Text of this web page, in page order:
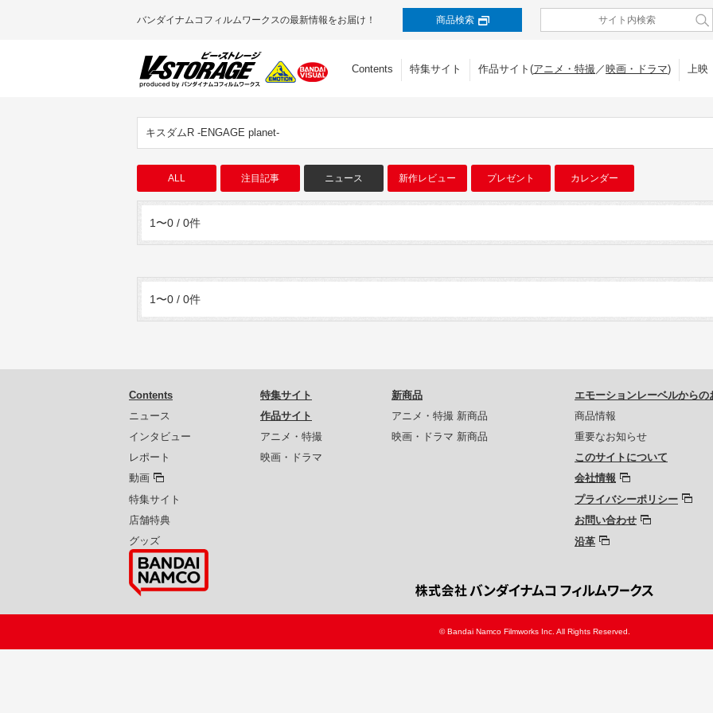
バンダイナムコフィルムワークスの最新情報をお届け！ 商品検索
Contents 特集サイト 作品サイト(アニメ・特撮／映画・ドラマ) 上映
キスダムR -ENGAGE planet-
ALL 注目記事 ニュース 新作レビュー プレゼント カレンダー
1〜0 / 0件
1〜0 / 0件
Contents
ニュース
インタビュー
レポート
動画
特集サイト
店舗特典
グッズ
特集サイト
作品サイト
アニメ・特撮
映画・ドラマ
新商品
アニメ・特撮 新商品
映画・ドラマ 新商品
エモーションレーベルからの
商品情報
重要なお知らせ
このサイトについて
会社情報
プライバシーポリシー
お問い合わせ
沿革
© Bandai Namco Filmworks Inc. All Rights Reserved.